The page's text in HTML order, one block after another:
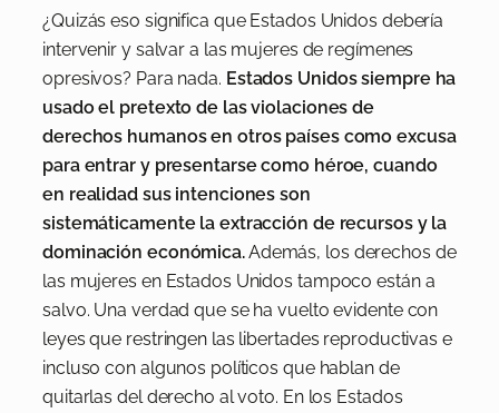
¿Quizás eso significa que Estados Unidos debería
intervenir y salvar a las mujeres de regímenes
opresivos? Para nada. Estados Unidos siempre ha
usado el pretexto de las violaciones de
derechos humanos en otros países como excusa
para entrar y presentarse como héroe, cuando
en realidad sus intenciones son
sistemáticamente la extracción de recursos y la
dominación económica.Además, los derechos de
las mujeres en Estados Unidos tampoco están a
salvo. Una verdad que se ha vuelto evidente con
leyes que restringen las libertades reproductivas e
incluso con algunos políticos que hablan de
quitarlas del derecho al voto. En los Estados